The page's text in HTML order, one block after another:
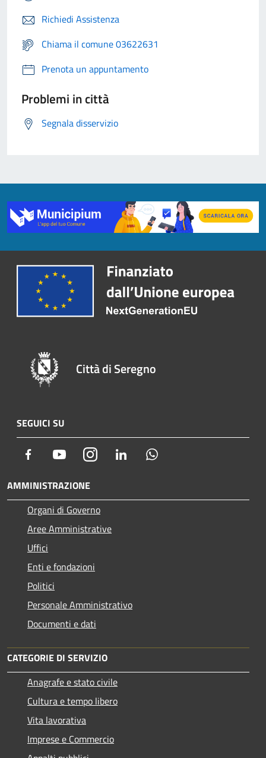
Richiedi Assistenza
Chiama il comune 03622631
Prenota un appuntamento
Problemi in città
Segnala disservizio
Città di Seregno
SEGUICI SU
Facebook YoutubeInstagram LinkedIn
AMMINISTRAZIONE
Organi di Governo
Aree Amministrative
Uffici
Enti e fondazioni
Politici
Personale Amministrativo
Documenti e dati
CATEGORIE DI SERVIZIO
Anagrafe e stato civile
Cultura e tempo libero
Vita lavorativa
Imprese e Commercio